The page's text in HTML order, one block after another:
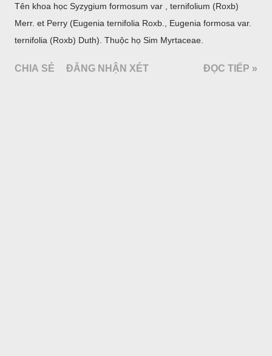
Tên khoa học Syzygium formosum var , ternifolium (Roxb)
Merr. et Perry (Eugenia ternifolia Roxb., Eugenia formosa var.
ternifolia (Roxb) Duth). Thuộc họ Sim Myrtaceae.
CHIA SẺ ĐĂNG NHẬN XÉT ĐỌC TIẾP »